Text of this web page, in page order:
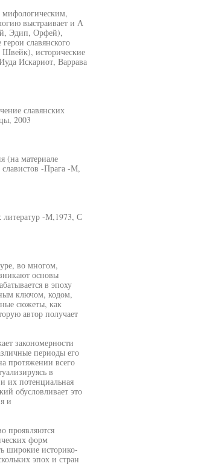
выстраивает и А
Эдип, Орфей),
славянского
исторические
Искариот, Варрава
славянских
2003
(на материале
славистов -Прага -М,
литератур -М,1973, С
во многом,
основы
в эпоху
ключом, кодом,
сюжеты, как
автор получает
закономерности
периоды его
протяжении всего
в
их потенциальная
обусловливает это
и
проявляются
форм
широкие историко-
эпох и стран